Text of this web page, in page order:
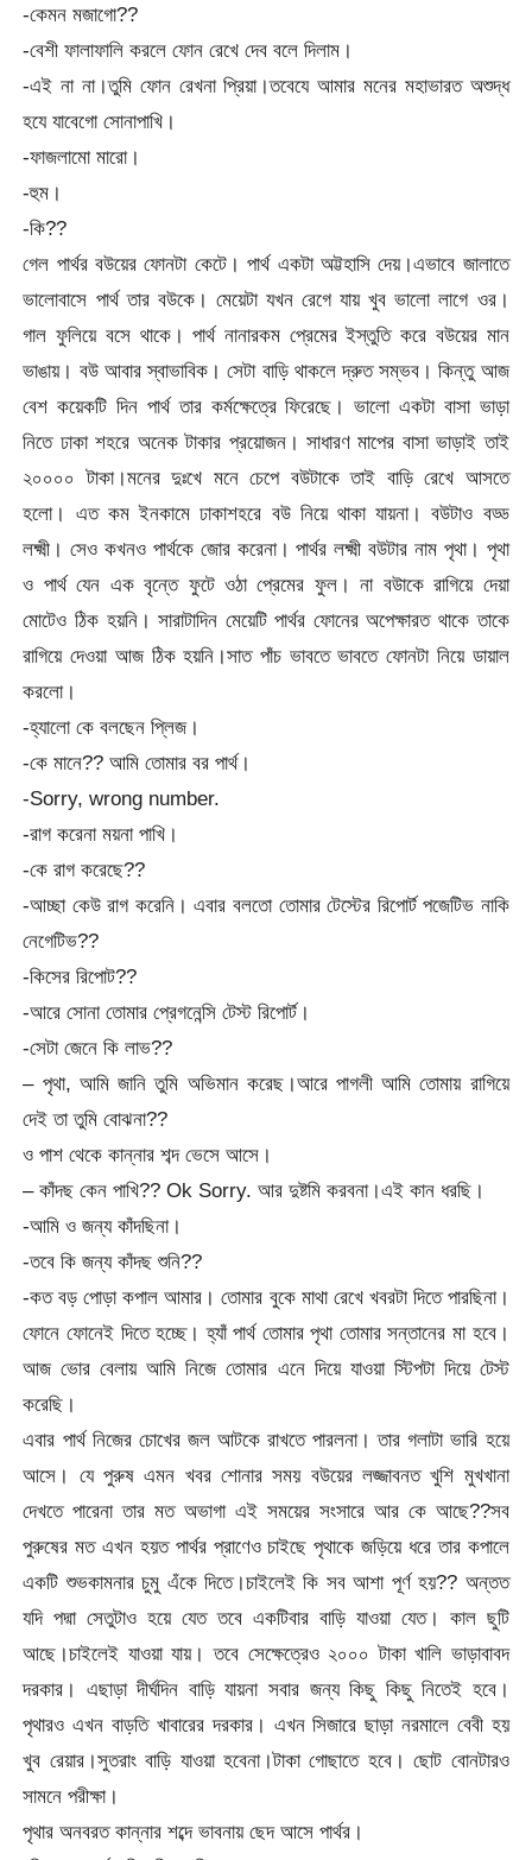
-কেমন মজাগো??
-বেশী ফালাফালি করলে ফোন রেখে দেব বলে দিলাম।
-এই না না।তুমি ফোন রেখনা প্রিয়া।তবেযে আমার মনের মহাভারত অশুদ্ধ
হযে যাবেগো সোনাপাখি।
-ফাজলামো মারো।
-হুম।
-কি??
গেল পার্থর বউয়ের ফোনটা কেটে। পার্থ একটা অট্টহাসি দেয়।এভাবে জালাতে
ভালোবাসে পার্থ তার বউকে। মেয়েটা যখন রেগে যায় খুব ভালো লাগে ওর।
গাল ফুলিয়ে বসে থাকে। পার্থ নানারকম প্রেমের ইস্তুতি করে বউয়ের মান
ভাঙায়। বউ আবার স্বাভাবিক। সেটা বাড়ি থাকলে দ্রুত সম্ভব। কিন্তু আজ
বেশ কয়েকটি দিন পার্থ তার কর্মক্ষেত্রে ফিরেছে। ভালো একটা বাসা ভাড়া
নিতে ঢাকা শহরে অনেক টাকার প্রয়োজন। সাধারণ মাপের বাসা ভাড়াই তাই
২০০০০ টাকা।মনের দুঃখে মনে চেপে বউটাকে তাই বাড়ি রেখে আসতে
হলো। এত কম ইনকামে ঢাকাশহরে বউ নিয়ে থাকা যায়না। বউটাও বড্ড
লক্ষ্মী। সেও কখনও পার্থকে জোর করেনা। পার্থর লক্ষ্মী বউটার নাম পৃথা। পৃথা
ও পার্থ যেন এক বৃন্তে ফুটে ওঠা প্রেমের ফুল। না বউাকে রাগিয়ে দেয়া
মোটেও ঠিক হয়নি। সারাটাদিন মেয়েটি পার্থর ফোনের অপেক্ষারত থাকে তাকে
রাগিয়ে দেওয়া আজ ঠিক হয়নি।সাত পাঁচ ভাবতে ভাবতে ফোনটা নিয়ে ডায়াল
করলো।
-হ্যালো কে বলছেন প্লিজ।
-কে মানে?? আমি তোমার বর পার্থ।
-Sorry, wrong number.
-রাগ করেনা ময়না পাখি।
-কে রাগ করেছে??
-আচ্ছা কেউ রাগ করেনি। এবার বলতো তোমার টেস্টের রিপোর্ট পজেটিভ নাকি
নেগেটিভ??
-কিসের রিপোট??
-আরে সোনা তোমার প্রেগনেন্সি টেস্ট রিপোর্ট।
-সেটা জেনে কি লাভ??
– পৃথা, আমি জানি তুমি অভিমান করেছ।আরে পাগলী আমি তোমায় রাগিয়ে
দেই তা তুমি বোঝনা??
ও পাশ থেকে কান্নার শব্দ ভেসে আসে।
– কাঁদছ কেন পাখি?? Ok Sorry. আর দুষ্টমি করবনা।এই কান ধরছি।
-আমি ও জন্য কাঁদছিনা।
-তবে কি জন্য কাঁদছ শুনি??
-কত বড় পোড়া কপাল আমার। তোমার বুকে মাথা রেখে খবরটা দিতে পারছিনা।
ফোনে ফোনেই দিতে হচ্ছে। হ্যাঁ পার্থ তোমার পৃথা তোমার সন্তানের মা হবে।
আজ ভোর বেলায় আমি নিজে তোমার এনে দিয়ে যাওয়া স্টিপটা দিয়ে টেস্ট
করেছি।
এবার পার্থ নিজের চোখের জল আটকে রাখতে পারলনা। তার গলাটা ভারি হয়ে
আসে। যে পুরুষ এমন খবর শোনার সময় বউয়ের লজ্জাবনত খুশি মুখখানা
দেখতে পারেনা তার মত অভাগা এই সময়ের সংসারে আর কে আছে??সব
পুরুষের মত এখন হয়ত পার্থর প্রাণেও চাইছে পৃথাকে জড়িয়ে ধরে তার কপালে
একটি শুভকামনার চুমু এঁকে দিতে।চাইলেই কি সব আশা পূর্ণ হয়?? অন্তত
যদি পদ্মা সেতুটাও হয়ে যেত তবে একটিবার বাড়ি যাওয়া যেত। কাল ছুটি
আছে।চাইলেই যাওয়া যায়। তবে সেক্ষেত্রেও ২০০০ টাকা খালি ভাড়াবাবদ
দরকার। এছাড়া দীর্ঘদিন বাড়ি যায়না সবার জন্য কিছু কিছু নিতেই হবে।
পৃথারও এখন বাড়তি খাবারের দরকার। এখন সিজারে ছাড়া নরমালে বেবী হয়
খুব রেয়ার।সুতরাং বাড়ি যাওয়া হবেনা।টাকা গোছাতে হবে। ছোট বোনটারও
সামনে পরীক্ষা।
পৃথার অনবরত কান্নার শব্দে ভাবনায় ছেদ আসে পার্থর।